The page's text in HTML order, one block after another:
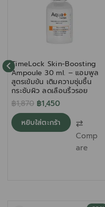
TimeLock Skin-Boosting
Ampoule 30 ml. – แอมพูล
สูตรเข้มข้น เติมความชุ่มชื้น
กระชับผิว ลดเลือนริ้วรอย
฿1,870 ฿1,450
หยิบใส่ตะกร้า
Comp
are